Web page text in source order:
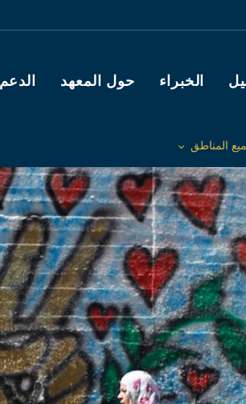
Main
الخبراء حول المعهد الدعم
Toggle List
المناطق